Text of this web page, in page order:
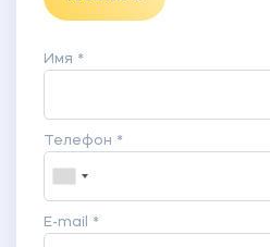
Имя *
Телефон *
E-mail *